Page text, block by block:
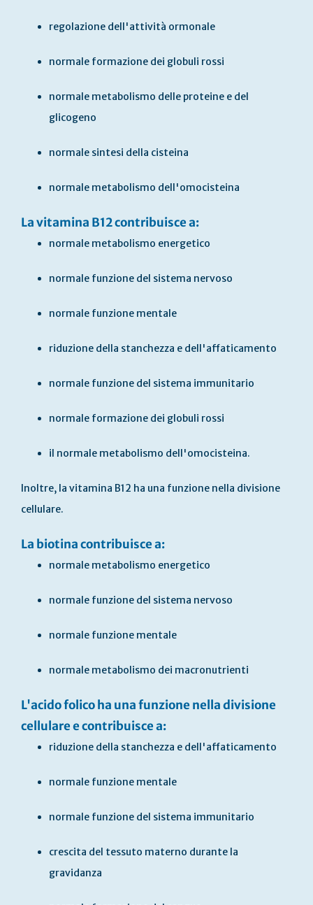
regolazione dell'attività ormonale
normale formazione dei globuli rossi
normale metabolismo delle proteine e del
glicogeno
normale sintesi della cisteina
normale metabolismo dell'omocisteina
La vitamina B12 contribuisce a:
normale metabolismo energetico
normale funzione del sistema nervoso
normale funzione mentale
riduzione della stanchezza e dell'affaticamento
normale funzione del sistema immunitario
normale formazione dei globuli rossi
il normale metabolismo dell'omocisteina.
Inoltre, la vitamina B12 ha una funzione nella divisione
cellulare.
La biotina contribuisce a:
normale metabolismo energetico
normale funzione del sistema nervoso
normale funzione mentale
normale metabolismo dei macronutrienti
L'acido folico ha una funzione nella divisione
cellulare e contribuisce a:
riduzione della stanchezza e dell'affaticamento
normale funzione mentale
normale funzione del sistema immunitario
crescita del tessuto materno durante la
gravidanza